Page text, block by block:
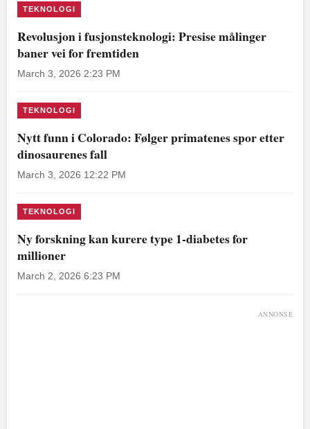
TEKNOLOGI
Revolusjon i fusjonsteknologi: Presise målinger
baner vei for fremtiden
March 3, 2026 2:23 PM
TEKNOLOGI
Nytt funn i Colorado: Følger primatenes spor etter
dinosaurenes fall
March 3, 2026 12:22 PM
TEKNOLOGI
Ny forskning kan kurere type 1-diabetes for
millioner
March 2, 2026 6:23 PM
ANNONSE